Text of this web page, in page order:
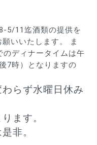
5/11迄酒類の提供を
いいたします。 ま
のディナータイムは午
7時）となりますの
らず水曜日休み
ます。
非。